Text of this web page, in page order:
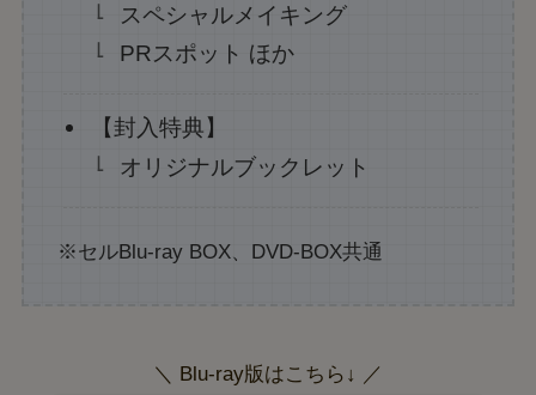
スペシャルメイキング
PRスポット ほか
【封入特典】
オリジナルブックレット
※セルBlu-ray BOX、DVD-BOX共通
＼ Blu-ray版はこちら↓ ／